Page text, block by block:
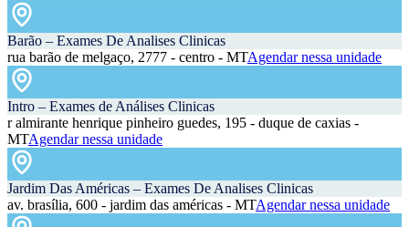
Barão – Exames De Analises Clinicas
rua barão de melgaço, 2777 - centro - MTAgendar nessa unidade
Intro – Exames de Análises Clinicas
r almirante henrique pinheiro guedes, 195 - duque de caxias -
MTAgendar nessa unidade
Jardim Das Américas – Exames De Analises Clinicas
av. brasília, 600 - jardim das américas - MTAgendar nessa unidade